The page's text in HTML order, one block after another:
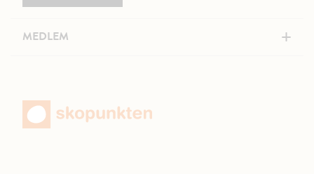
MEDLEM +